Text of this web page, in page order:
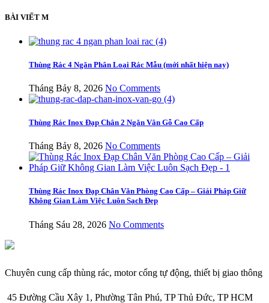
BÀI VIẾT M
Thùng Rác 4 Ngăn Phân Loại Rác Mẫu (mới nhất hiện nay)
Tháng Bảy 8, 2026 No Comments
Thùng Rác Inox Đạp Chân 2 Ngăn Vân Gỗ Cao Cấp
Tháng Bảy 8, 2026 No Comments
Thùng Rác Inox Đạp Chân Văn Phòng Cao Cấp – Giải Pháp Giữ
Không Gian Làm Việc Luôn Sạch Đẹp
Tháng Sáu 28, 2026 No Comments
Chuyên cung cấp thùng rác, motor cổng tự động, thiết bị giao thông
45 Đường Cầu Xây 1, Phường Tân Phú, TP Thủ Đức, TP HCM